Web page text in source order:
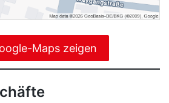
Maps zeigen